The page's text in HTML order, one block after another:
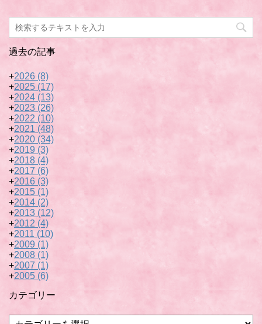
過去の記事
+2026 (8)
+2025 (17)
+2024 (13)
+2023 (26)
+2022 (10)
+2021 (48)
+2020 (34)
+2019 (3)
+2018 (4)
+2017 (6)
+2016 (3)
+2015 (1)
+2014 (2)
+2013 (12)
+2012 (4)
+2011 (10)
+2009 (1)
+2008 (1)
+2007 (1)
+2005 (6)
カテゴリー